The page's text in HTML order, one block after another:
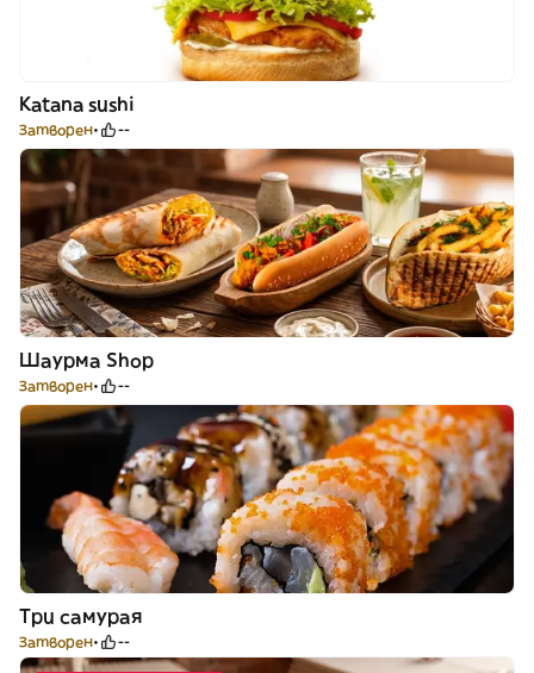
Katana sushi
Затворен --
Шаурма Shop
Затворен --
Три самурая
Затворен --